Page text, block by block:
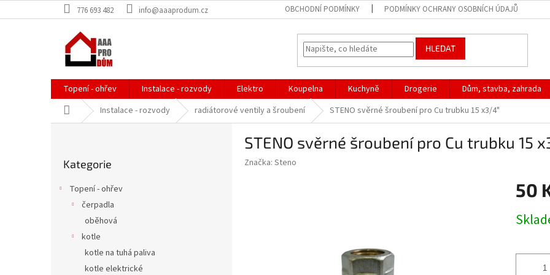
na
776 693 482 info@aaaprodum.cz OBCHODNÍ PODMÍNKY PODMÍNKY OCHRANY OSOBNÍCH ÚDAJŮ
HLEDAT
Topení - ohřev Instalace - rozvody Elektro Koupelna Kuchyně Drogerie Dům, stavba, zahrada
Domů Instalace - rozvody radiátorové ventily a šroubení STENO svěrné šroubení pro Cu trubku 15 x3/4"
kategorie
Kategorie
Topení - ohřev
čerpadla
oběhová
kotle
kotle na tuhá paliva
kotle elektrické
STENO svěrné šroubení pro Cu trubku 15
Značka: Steno
50
cena: